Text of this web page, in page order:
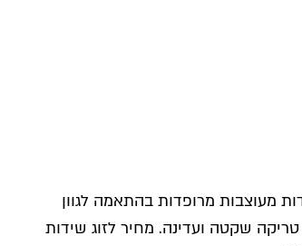
מעוצבות מרופדות בהתאמה לגוון
שקטה ועדינה. מחיר לזוג שידות